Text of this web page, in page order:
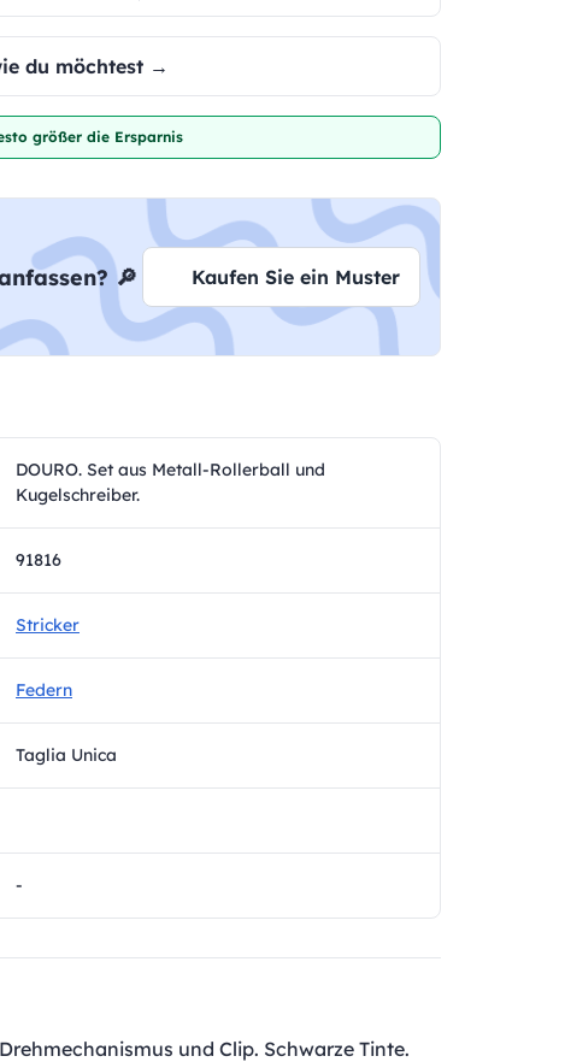
du möchtest →
größer die Ersparnis
🔎 Kaufen Sie ein Muster
DOURO. Set aus Metall-Rollerball und
Kugelschreiber.
91816
Stricker
Federn
Taglia Unica
-
und Clip. Schwarze Tinte.